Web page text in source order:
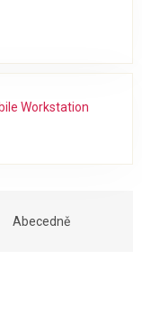
Workstation
Abecedně